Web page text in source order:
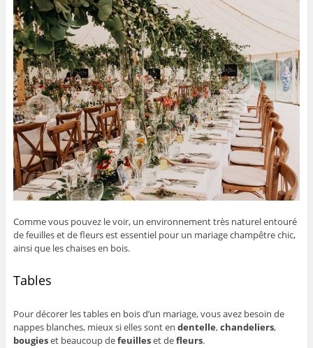
Comme vous pouvez le voir, un environnement très naturel entouré
de feuilles et de fleurs est essentiel pour un mariage champêtre chic,
ainsi que les chaises en bois.
Tables
Pour décorer les tables en bois d’un mariage, vous avez besoin de
nappes blanches, mieux si elles sont en dentelle,chandeliers,
bougieset beaucoup defeuilleset defleurs.